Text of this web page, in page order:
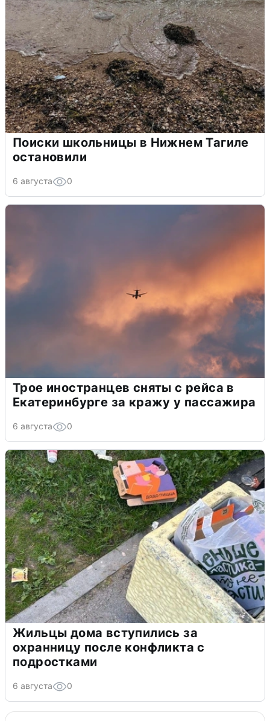
Поиски школьницы в Нижнем Тагиле
остановили
6 августа 0
Трое иностранцев сняты с рейса в
Екатеринбурге за кражу у пассажира
6 августа 0
Жильцы дома вступились за
охранницу после конфликта с
подростками
6 августа 0